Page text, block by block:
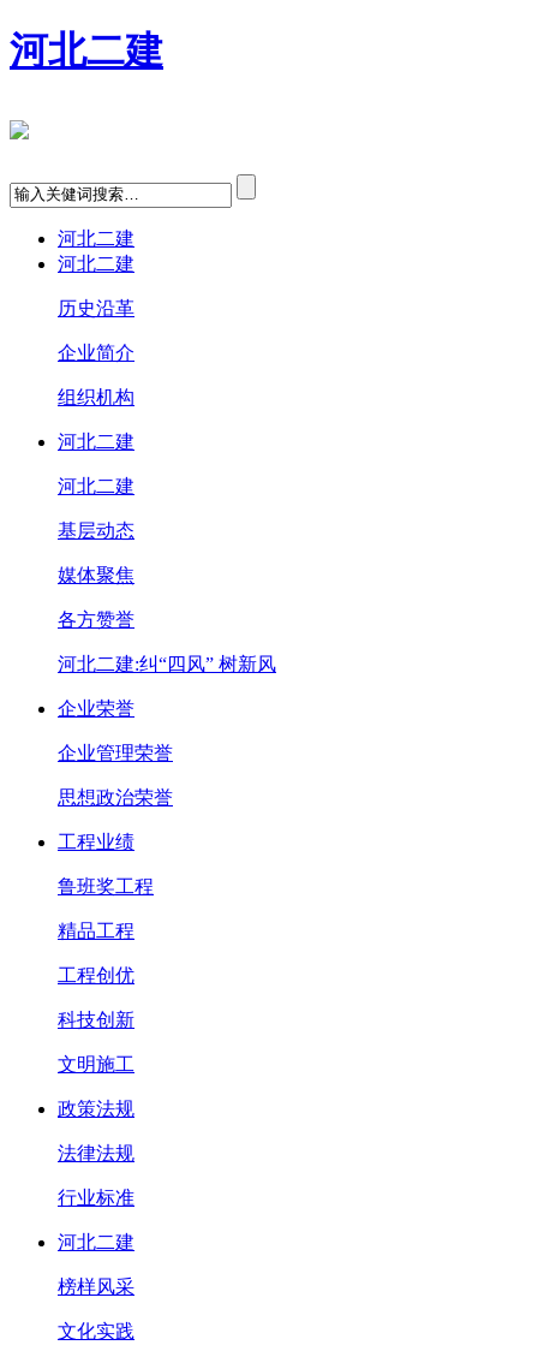
河北二建
河北二建
河北二建
历史沿革
企业简介
组织机构
河北二建
河北二建
基层动态
媒体聚焦
各方赞誉
河北二建:纠“四风” 树新风
企业荣誉
企业管理荣誉
思想政治荣誉
工程业绩
鲁班奖工程
精品工程
工程创优
科技创新
文明施工
政策法规
法律法规
行业标准
河北二建
榜样风采
文化实践